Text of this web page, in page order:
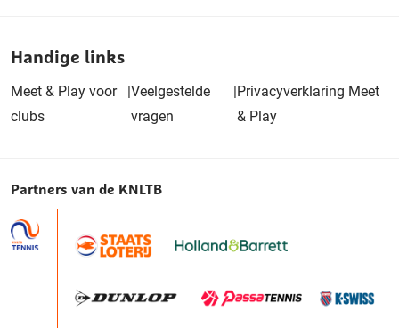
Handige links
Meet & Play voor
clubs
|Veelgestelde
vragen
|Privacyverklaring Meet
& Play
Partners van de KNLTB